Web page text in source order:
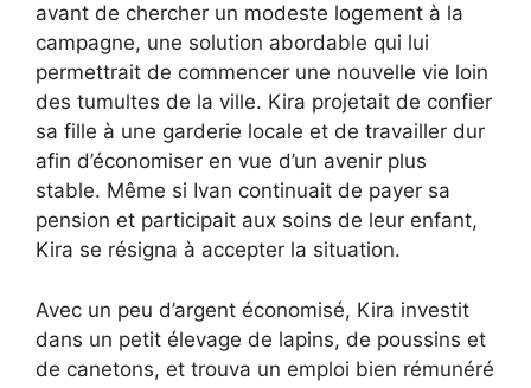
avant de chercher un modeste logement à la
campagne, une solution abordable qui lui
permettrait de commencer une nouvelle vie loin
des tumultes de la ville. Kira projetait de confier
sa fille à une garderie locale et de travailler dur
afin d’économiser en vue d’un avenir plus
stable. Même si Ivan continuait de payer sa
pension et participait aux soins de leur enfant,
Kira se résigna à accepter la situation.
Avec un peu d’argent économisé, Kira investit
dans un petit élevage de lapins, de poussins et
de canetons, et trouva un emploi bien rémunéré